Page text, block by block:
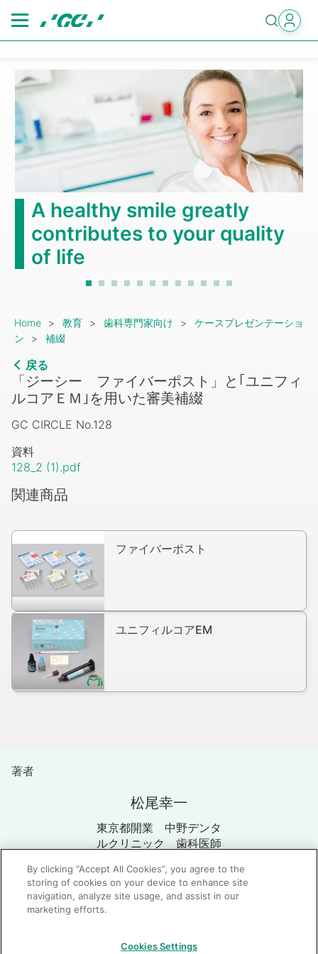
main
A healthy smile greatly
contributes to your quality
of life
Breadcrumb
Home 教育 歯科専門家向け
ケースプレゼンテーショ
ン
補綴
戻る
「ジーシー ファイバーポスト」と｢ユニフィ
ルコアＥＭ｣を用いた審美補綴
GC CIRCLE No.128
資料
128_2 (1).pdf
関連商品
ファイバーポスト
ユニフィルコアEM
著者
松尾幸一
東京都開業 中野デンタ
ルクリニック 歯科医師
GC：特定商取引法に基づく表記
By clicking “Accept All Cookies”, you agree to the
storing of cookies on your device to enhance site
navigation, analyze site usage, and assist in our
marketing efforts.
Cookies Settings